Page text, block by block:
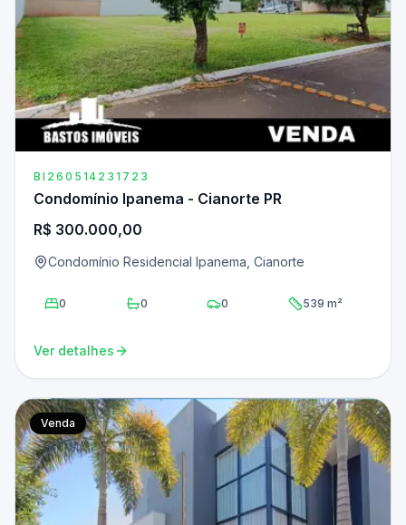
BI260514231723
Condomínio Ipanema - Cianorte PR
R$ 300.000,00
Condomínio Residencial Ipanema, Cianorte
0 0 0 539 m²
Ver detalhes
Venda